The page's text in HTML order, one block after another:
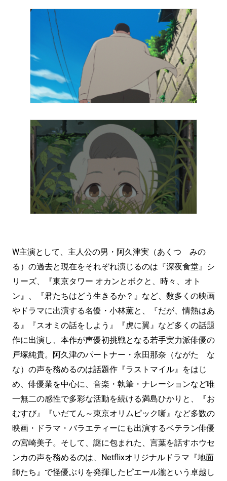
W主演として、主人公の男・阿久津実（あくつ みの
る）の過去と現在をそれぞれ演じるのは『深夜食堂』シ
リーズ、『東京タワー オカンとボクと、時々、オト
ン』、『君たちはどう生きるか？』など、数多くの映画
やドラマに出演する名優・小林薫と、『だが、情熱はあ
る』『スオミの話をしよう』『虎に翼』など多くの話題
作に出演し、本作が声優初挑戦となる若手実力派俳優の
戸塚純貴。阿久津のパートナー・永田那奈（ながた な
な）の声を務めるのは話題作『ラストマイル』をはじ
め、俳優業を中心に、音楽・執筆・ナレーションなど唯
一無二の感性で多彩な活動を続ける満島ひかりと、『お
むすび』『いだてん～東京オリムピック噺』など多数の
映画・ドラマ・バラエティーにも出演するベテラン俳優
の宮崎美子。そして、謎に包まれた、言葉を話すホウセ
ンカの声を務めるのは、Netflixオリジナルドラマ『地面
師たち』で怪優ぶりを発揮したピエール瀧という卓越し